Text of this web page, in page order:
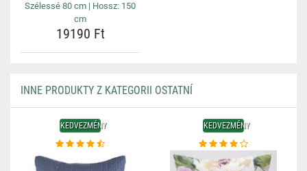
Szélessé 80 cm | Hossz: 150
cm
19190 Ft
INNE PRODUKTY Z KATEGORII OSTATNÍ
KEDVEZMÉNY KEDVEZMÉNY